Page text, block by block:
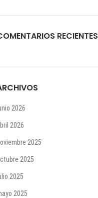
RECIENTES
2026
2026
2025
2025
2025
2025